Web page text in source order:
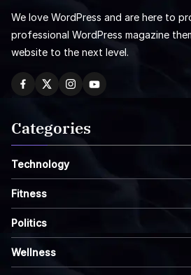
We love WordPress and are here to
professional WordPress magazine
website to the next level.
Categories
Technology
Fitness
Politics
Wellness